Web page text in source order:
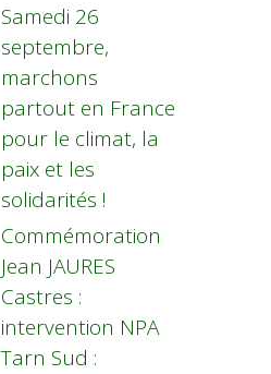
Samedi 26
septembre,
marchons
partout en France
pour le climat, la
paix et les
solidarités !
Commémoration
Jean JAURES
Castres :
intervention NPA
Tarn Sud :